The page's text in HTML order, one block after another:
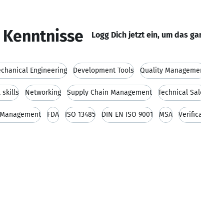
Logg Dich jetzt ein, um das
Engineering Development Tools Quality
skills Networking Supply Chain Management Technical
FDA ISO 13485 DIN EN ISO 9001 MSA